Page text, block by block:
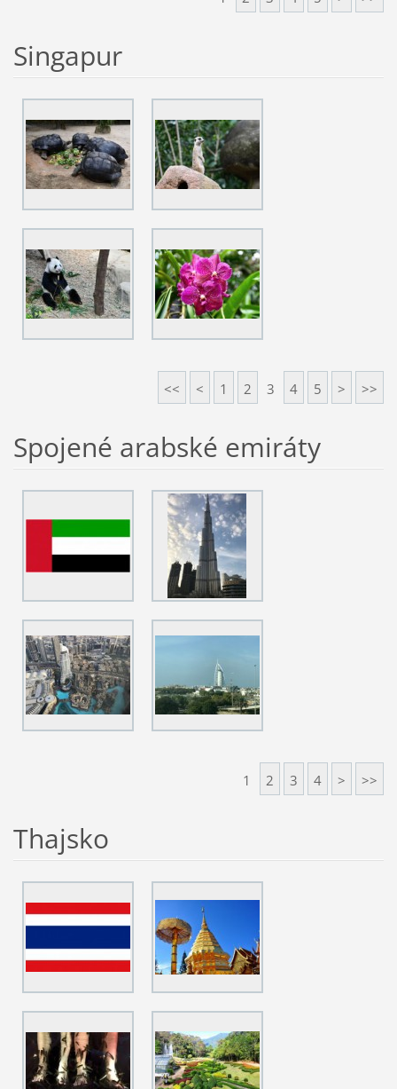
Singapur
<< < 1 2 3 4 5 > >>
Spojené arabské emiráty
1 2 3 4 > >>
Thajsko